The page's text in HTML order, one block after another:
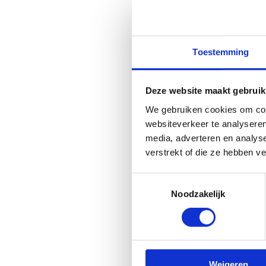
Toestemming
Deze website maakt
We gebruiken cookies om
websiteverkeer te
media, adverteren en
verstrekt of die ze hebben
Noodzakelijk